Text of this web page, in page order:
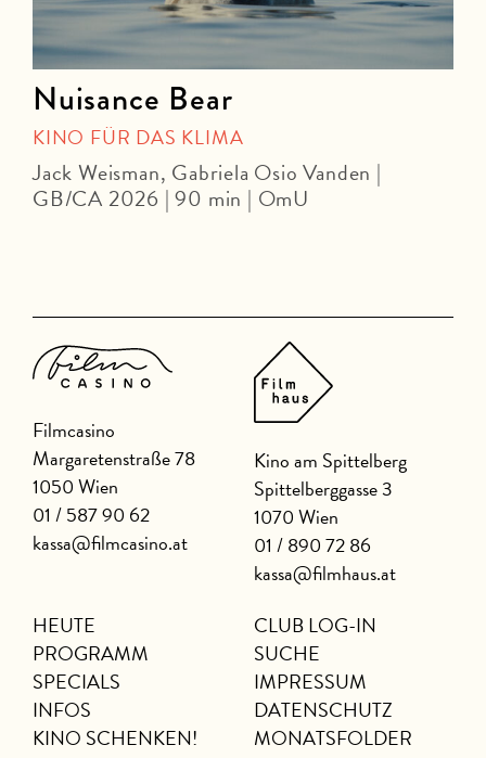
Nuisance Bear
KINO FÜR DAS KLIMA
Jack Weisman, Gabriela Osio Vanden |
GB/CA 2026 | 90 min | OmU
Filmcasino
Margaretenstraße 78
1050 Wien
01 / 587 90 62
kassa@filmcasino.at
Kino am Spittelberg
Spittelberggasse 3
1070 Wien
01 / 890 72 86
kassa@filmhaus.at
HEUTE
PROGRAMM
SPECIALS
INFOS
KINO SCHENKEN!
CLUB LOG-IN
SUCHE
IMPRESSUM
DATENSCHUTZ
MONATSFOLDER